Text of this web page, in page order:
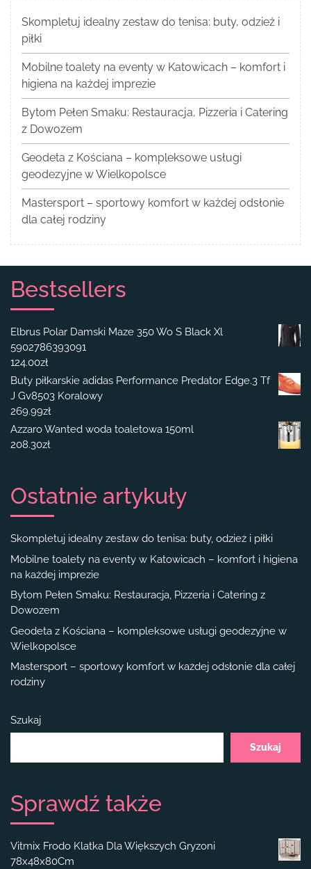
Skompletuj idealny zestaw do tenisa: buty, odzież i
piłki
Mobilne toalety na eventy w Katowicach – komfort i
higiena na każdej imprezie
Bytom Pełen Smaku: Restauracja, Pizzeria i Catering
z Dowozem
Geodeta z Kościana – kompleksowe usługi
geodezyjne w Wielkopolsce
Mastersport – sportowy komfort w każdej odsłonie
dla całej rodziny
Bestsellers
Elbrus Polar Damski Maze 350 Wo S Black Xl
5902786393091
124.00zł
Buty piłkarskie adidas Performance Predator Edge.3 Tf
J Gv8503 Koralowy
269.99zł
Azzaro Wanted woda toaletowa 150ml
208.30zł
Ostatnie artykuły
Skompletuj idealny zestaw do tenisa: buty, odzież i piłki
Mobilne toalety na eventy w Katowicach – komfort i higiena
na każdej imprezie
Bytom Pełen Smaku: Restauracja, Pizzeria i Catering z
Dowozem
Geodeta z Kościana – kompleksowe usługi geodezyjne w
Wielkopolsce
Mastersport – sportowy komfort w każdej odsłonie dla całej
rodziny
Szukaj
Szukaj
Sprawdź także
Vitmix Frodo Klatka Dla Większych Gryzoni
78x48x80Cm